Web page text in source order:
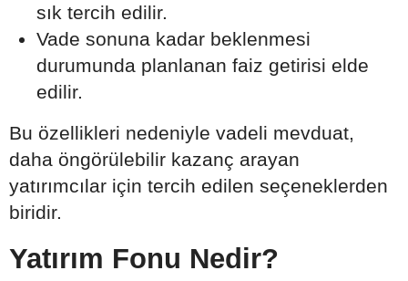
sık tercih edilir.
Vade sonuna kadar beklenmesi
durumunda planlanan faiz getirisi elde
edilir.
Bu özellikleri nedeniyle vadeli mevduat,
daha öngörülebilir kazanç arayan
yatırımcılar için tercih edilen seçeneklerden
biridir.
Yatırım Fonu Nedir?